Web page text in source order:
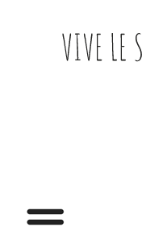
content